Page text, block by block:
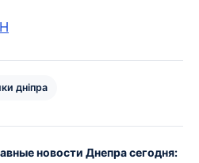
дніпра
новости Днепра сегодня: